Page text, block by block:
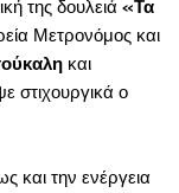
της δουλειά «Τα
Μετρονόμος και
και
στιχουργικά ο
και την ενέργεια